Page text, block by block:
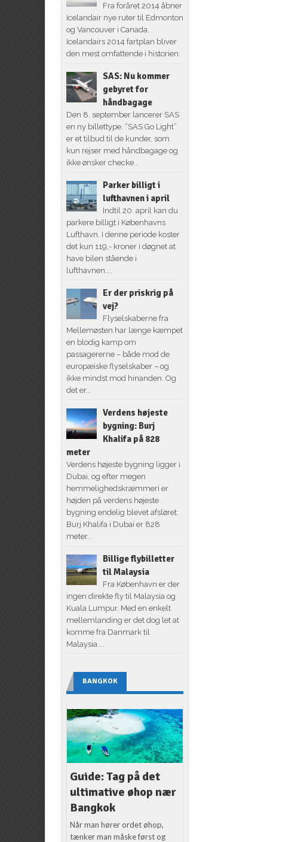
Fra foråret 2014 åbner
Icelandair nye ruter til Edmonton
og Vancouver i Canada.
Icelandairs 2014 fartplan bliver
den mest omfattende i historien.
SAS: Nu kommer
gebyret for
håndbagage
Den 8. september lancerer SAS
en ny billettype. “SAS Go Light”
er et tilbud til de kunder, som
kun rejser med håndbagage og
ikke ønsker checke...
Parker billigt i
lufthavnen i april
Indtil 20. april kan du
parkere billigt i Københavns
Lufthavn. I denne periode koster
det kun 119,- kroner i døgnet at
have bilen stående i
lufthavnen....
Er der priskrig på
vej?
Flyselskaberne fra
Mellemøsten har længe kæmpet
en blodig kamp om
passagererne – både mod de
europæiske flyselskaber – og
ikke mindst mod hinanden. Og
det er...
Verdens højeste
bygning: Burj
Khalifa på 828
meter
Verdens højeste bygning ligger i
Dubai, og efter megen
hemmelighedskræmmeri er
højden på verdens højeste
bygning endelig blevet afsløret:
Burj Khalifa i Dubai er 828
meter...
Billige flybilletter
til Malaysia
Fra København er der
ingen direkte fly til Malaysia og
Kuala Lumpur. Med en enkelt
mellemlanding er det dog let at
komme fra Danmark til
Malaysia....
BANGKOK
Guide: Tag på det
ultimative øhop nær
Bangkok
Når man hører ordet øhop,
tænker man måske først og